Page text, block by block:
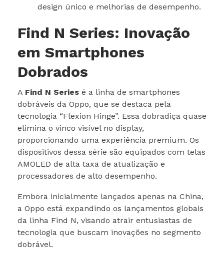
design único e melhorias de desempenho.
Find N Series: Inovação
em Smartphones
Dobrados
A Find N Series é a linha de smartphones
dobráveis da Oppo, que se destaca pela
tecnologia “Flexion Hinge”. Essa dobradiça quase
elimina o vinco visível no display,
proporcionando uma experiência premium. Os
dispositivos dessa série são equipados com telas
AMOLED de alta taxa de atualização e
processadores de alto desempenho.
Embora inicialmente lançados apenas na China,
a Oppo está expandindo os lançamentos globais
da linha Find N, visando atrair entusiastas de
tecnologia que buscam inovações no segmento
dobrável.